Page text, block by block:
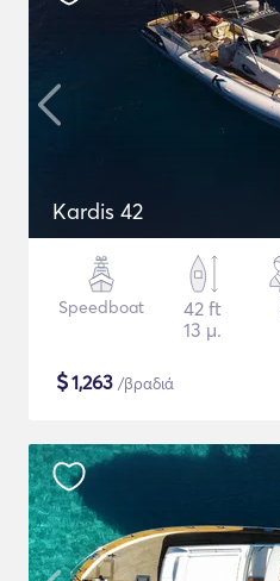
Kardis 42
Speedboat
42 ft
13 μ.
$1,263 /βραδιά